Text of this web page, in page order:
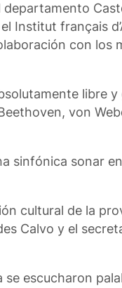
Institut français
con los
libre
von
sinfónica sonar
cultural de la
Calvo y el
se escucharon